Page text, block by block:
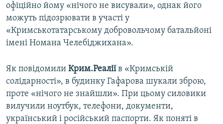
офіційно йому «нічого не висували», однак його
можуть підозрювати в участі у
«Кримськотатарському добровольчому батальйоні
імені Номана Челебіджихана».
Як повідомили Крим.Реаліїв «Кримській
солідарності», в будинку Гафарова шукали зброю,
проте «нічого не знайшли». При цьому силовики
вилучили ноутбук, телефони, документи,
український і російський паспорти. Як поняті в